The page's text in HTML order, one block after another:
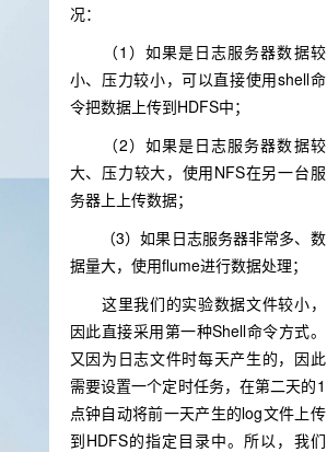
况：
（1）如果是日志服务器数据较
小、压力较小，可以直接使用shell命
令把数据上传到HDFS中；
（2）如果是日志服务器数据较
大、压力较大，使用NFS在另一台服
务器上上传数据；
（3）如果日志服务器非常多、数
据量大，使用flume进行数据处理；
这里我们的实验数据文件较小，
因此直接采用第一种Shell命令方式。
又因为日志文件时每天产生的，因此
需要设置一个定时任务，在第二天的1
点钟自动将前一天产生的log文件上传
到HDFS的指定目录中。所以，我们